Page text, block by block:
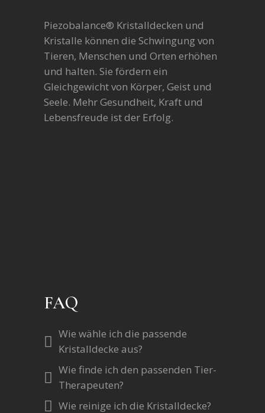
Piezobalance® Kristalldecken und
Kristalle können die Schwingung von
Tieren, Menschen und Orten erhöhen
und halten. Sie fördern ein
Gleichgewicht von Körper, Geist und
Seele. Mehr Gesundheit, Kraft und
Lebensfreude ist der Erfolg.
FAQ
Wie wähle ich die passende
Kristalldecke aus?
Wie finde ich den passenden Tier-
Therapeuten?
Wie reinige ich die Kristalldecke?